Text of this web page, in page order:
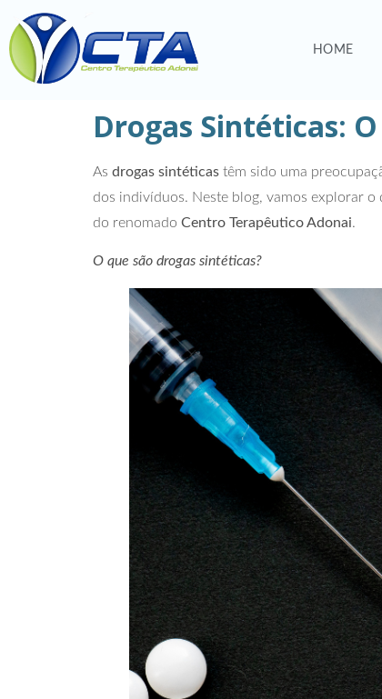
HOME
Drogas Sintéticas:
As drogas sintéticas têm sido uma
dos indivíduos. Neste blog, vamos explorar o
do renomado Centro Terapêutico Adonai.
O que são drogas sintéticas?